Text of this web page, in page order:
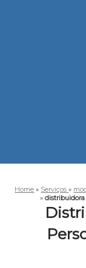
Home » Serviços»
»